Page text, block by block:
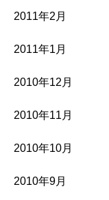
2011年2月
2011年1月
2010年12月
2010年11月
2010年10月
2010年9月